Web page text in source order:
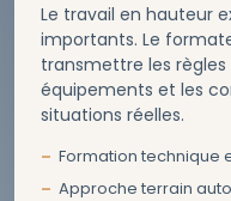
Le travail en hauteur
importants. Le
transmettre les règles
équipements et les
situations réelles.
Formation technique
Approche terrain